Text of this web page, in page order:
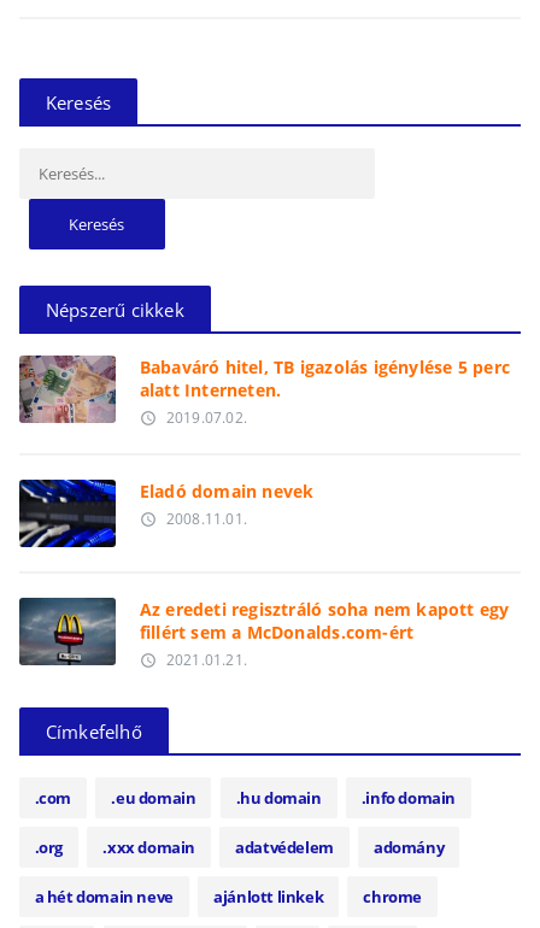
Keresés
Népszerű cikkek
Babaváró hitel, TB igazolás igénylése 5 perc
alatt Interneten.
access_time 2019.07.02.
Eladó domain nevek
access_time 2008.11.01.
Az eredeti regisztráló soha nem kapott egy
fillért sem a McDonalds.com-ért
access_time 2021.01.21.
Címkefelhő
.com .eu domain .hu domain .info domain
.org .xxx domain adatvédelem adomány
a hét domain neve ajánlott linkek chrome